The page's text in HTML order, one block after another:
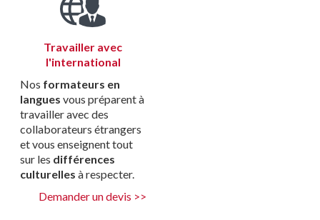
Travailler avec
l'international
Nos formateurs en
langues vous préparent à
travailler avec des
collaborateurs étrangers
et vous enseignent tout
sur les différences
culturelles à respecter.
Demander un devis >>